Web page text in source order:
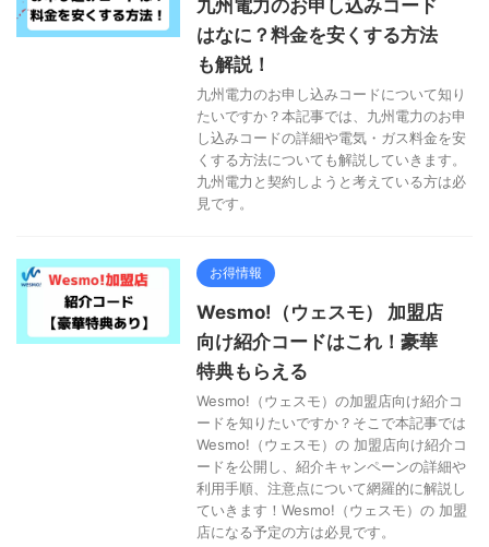
九州電力のお申し込みコード
はなに？料金を安くする方法
も解説！
九州電力のお申し込みコードについて知り
たいですか？本記事では、九州電力のお申
し込みコードの詳細や電気・ガス料金を安
くする方法についても解説していきます。
九州電力と契約しようと考えている方は必
見です。
お得情報
Wesmo!（ウェスモ） 加盟店
向け紹介コードはこれ！豪華
特典もらえる
Wesmo!（ウェスモ）の加盟店向け紹介コ
ードを知りたいですか？そこで本記事では
Wesmo!（ウェスモ）の 加盟店向け紹介コ
ードを公開し、紹介キャンペーンの詳細や
利用手順、注意点について網羅的に解説し
ていきます！Wesmo!（ウェスモ）の 加盟
店になる予定の方は必見です。